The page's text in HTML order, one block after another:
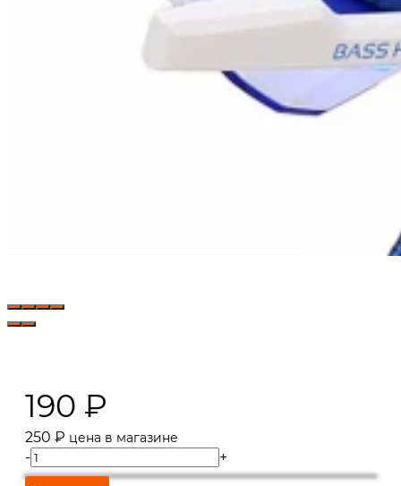
190 ₽
250 ₽ цена в магазине
- +